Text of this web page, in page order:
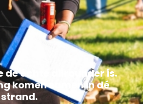
de échte allrounder is.
komen samen in dé